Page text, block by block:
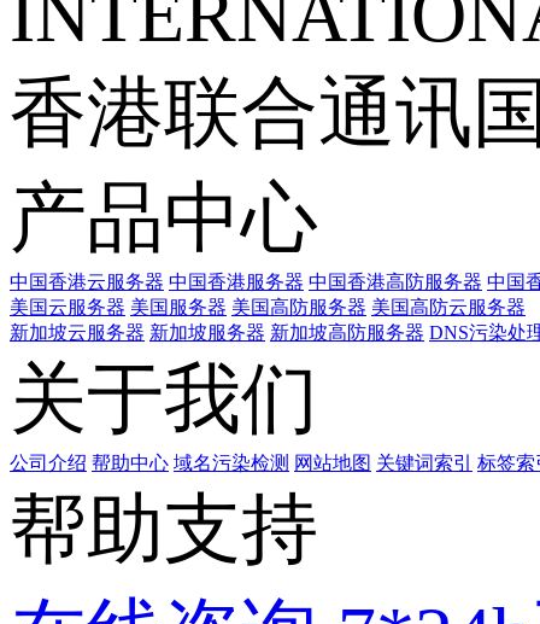
香港联合通讯
产品中心
中国香港云服务器 中国香港服务器 中国香港高防服务器 中国
美国云服务器 美国服务器 美国高防服务器 美国高防云服务器
新加坡云服务器 新加坡服务器 新加坡高防服务器 DNS污染处
关于我们
公司介绍 帮助中心 域名污染检测 网站地图 关键词索引 标签索
帮助支持